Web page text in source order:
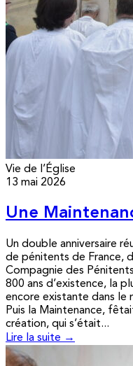
Vie de l’Église
13 mai 2026
Une
Un double anniversaire
de pénitents de France,
Compagnie des
800 ans d’existence, la
encore existante dans le
Puis la Maintenance,
création, qui s’était...
Lire la suite →